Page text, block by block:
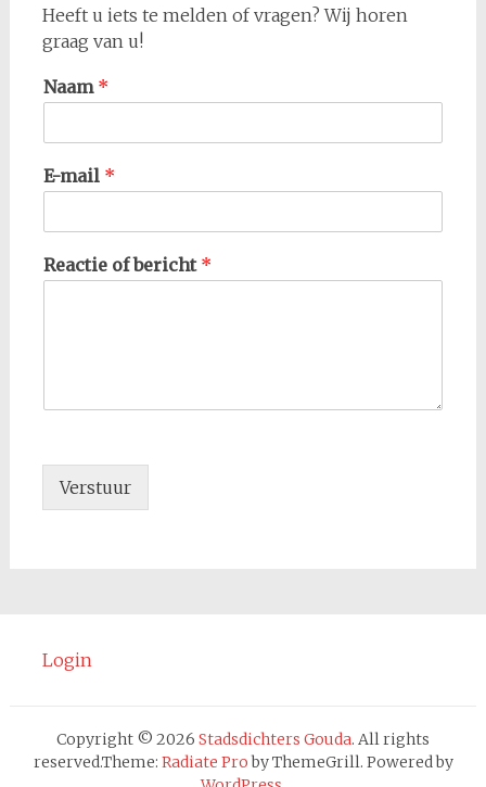
Heeft u iets te melden of vragen? Wij horen
graag van u!
Naam *
E-mail *
Reactie of bericht *
Verstuur
Login
Copyright © 2026 Stadsdichters Gouda. All rights
reserved.Theme: Radiate Proby ThemeGrill. Powered by